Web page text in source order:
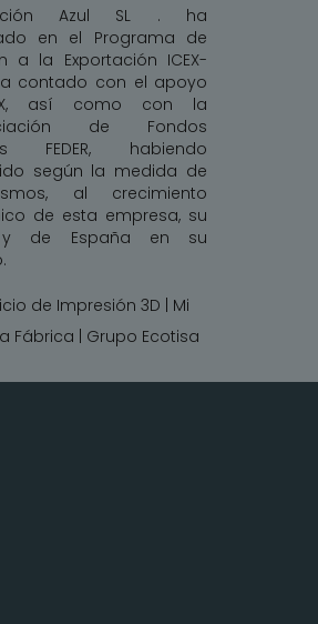
Azul SL . ha
en el Programa de
a la Exportación ICEX-
contado con el apoyo
así como con la
de Fondos
FEDER, habiendo
según la medida de
al crecimiento
de esta empresa, su
y de España en su
de Impresión 3D | Mi
Fábrica | Grupo Ecotisa